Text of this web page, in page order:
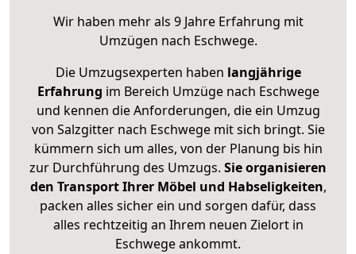
Wir haben mehr als 9 Jahre Erfahrung mit
Umzügen nach Eschwege.
Die Umzugsexperten haben langjährige
Erfahrung im Bereich Umzüge nach Eschwege
und kennen die Anforderungen, die ein Umzug
von Salzgitter nach Eschwege mit sich bringt. Sie
kümmern sich um alles, von der Planung bis hin
zur Durchführung des Umzugs. Sie organisieren
den Transport Ihrer Möbel und Habseligkeiten,
packen alles sicher ein und sorgen dafür, dass
alles rechtzeitig an Ihrem neuen Zielort in
Eschwege ankommt.